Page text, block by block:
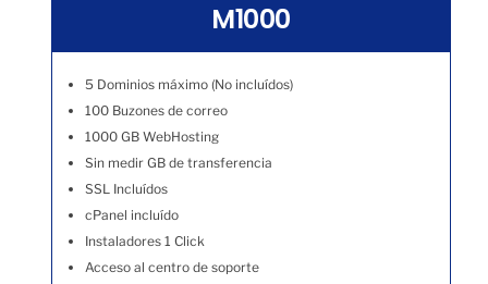
M1000
5 Dominios máximo (No incluídos)
100 Buzones de correo
1000 GB WebHosting
Sin medir GB de transferencia
SSL Incluídos
cPanel incluído
Instaladores 1 Click
Acceso al centro de soporte